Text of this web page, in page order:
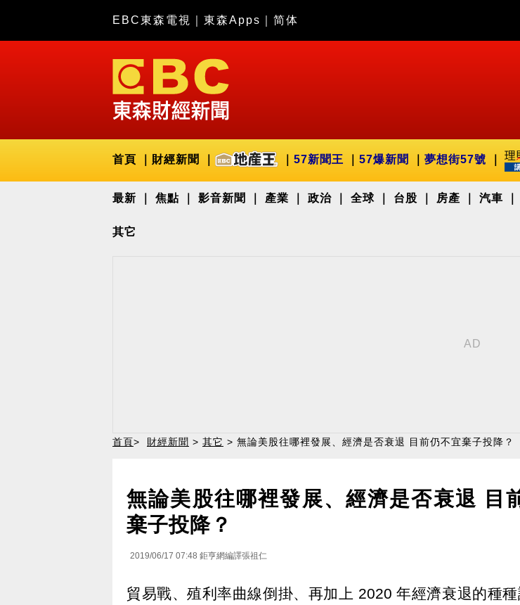
EBC東森電視 東森Apps 简体
首頁 財經新聞 57新聞王 57爆新聞 夢想街57號
最新 焦點 影音新聞 產業 政治 全球 台股 房產 汽車
其它
首頁> 財經新聞 > 其它 > 無論美股往哪裡發展、經濟是否衰退 目前仍不宜棄子投降？
無論美股往哪裡發展、經濟是否衰退 目
棄子投降？
2019/06/17 07:48 鉅亨網編譯張祖仁
貿易戰、殖利率曲線倒掛、再加上 2020 年經濟衰退的種